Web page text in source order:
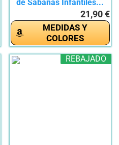
de Sábanas Infantiles...
21,90 €
MEDIDAS Y
COLORES
REBAJADO